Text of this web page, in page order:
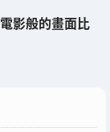
電影般的畫面比